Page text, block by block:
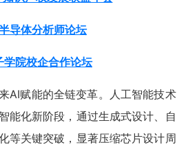
导体分析师论坛
学院校企合作论坛
AI赋能的全链变革。人工智能技术
能化新阶段，通过生成式设计、自
等关键突破，显著压缩芯片设计周